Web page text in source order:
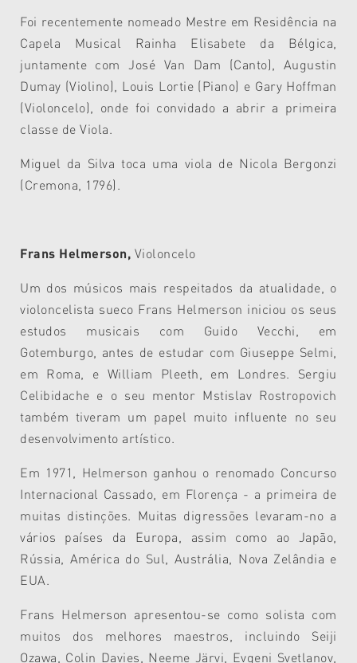
Foi recentemente nomeado Mestre em Residência na
Capela Musical Rainha Elisabete da Bélgica,
juntamente com José Van Dam (Canto), Augustin
Dumay (Violino), Louis Lortie (Piano) e Gary Hoffman
(Violoncelo), onde foi convidado a abrir a primeira
classe de Viola.
Miguel da Silva toca uma viola de Nicola Bergonzi
(Cremona, 1796).
Frans Helmerson, Violoncelo
Um dos músicos mais respeitados da atualidade, o
violoncelista sueco Frans Helmerson iniciou os seus
estudos musicais com Guido Vecchi, em
Gotemburgo, antes de estudar com Giuseppe Selmi,
em Roma, e William Pleeth, em Londres. Sergiu
Celibidache e o seu mentor Mstislav Rostropovich
também tiveram um papel muito influente no seu
desenvolvimento artístico.
Em 1971, Helmerson ganhou o renomado Concurso
Internacional Cassado, em Florença - a primeira de
muitas distinções. Muitas digressões levaram-no a
vários países da Europa, assim como ao Japão,
Rússia, América do Sul, Austrália, Nova Zelândia e
EUA.
Frans Helmerson apresentou-se como solista com
muitos dos melhores maestros, incluindo Seiji
Ozawa, Colin Davies, Neeme Järvi, Evgeni Svetlanov,